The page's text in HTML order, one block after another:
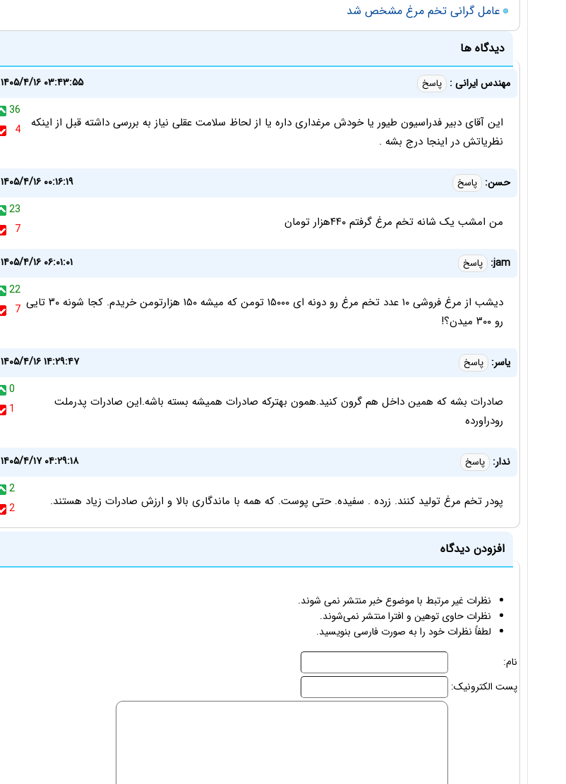
عامل گرانی تخم مرغ مشخص شد
دیدگاه ها
مهندس ایرانی : پاسخ
۱۴۰۵/۴/۱۶ ۰۳:۴۳:۵۵
36
4
این آقای دبیر فدراسیون طیور یا خودش مرغداری داره یا از لحاظ سلامت عقلی نیاز به بررسی داشته قبل از اینکه
نظریاتش در اینجا درج بشه .
حسن: پاسخ
۱۴۰۵/۴/۱۶ ۰۰:۱۶:۱۹
23
7
من امشب یک شانه تخم مرغ گرفتم ۴۴۰هزار تومان
jam: پاسخ
۱۴۰۵/۴/۱۶ ۰۶:۰۱:۰۱
22
7 دیشب از مرغ فروشی ۱۰ عدد تخم مرغ رو دونه ای ۱۵۰۰۰ تومن که میشه ۱۵۰ هزارتومن خریدم. کجا شونه ۳۰ تایی
رو ۳۰۰ میدن؟!
یاسر: پاسخ
۱۴۰۵/۴/۱۶ ۱۴:۲۹:۴۷
0
1
صادرات بشه که همین داخل هم گرون کنید.همون بهترکه صادرات همیشه بسته باشه.این صادرات پدرملت
رودراورده
ندار: پاسخ
۱۴۰۵/۴/۱۷ ۰۴:۲۹:۱۸
2
2
پودر تخم مرغ تولید کنند. زرده . سفیده. حتی پوست. که همه با ماندگاری بالا و ارزش صادرات زیاد هستند.
افزودن دیدگاه
نظرات غیر مرتبط با موضوع خبر منتشر نمی شوند.
نظرات حاوی توهین و افترا منتشر نمی‌شوند.
لطفاً نظرات خود را به صورت فارسی بنویسید.
نام:
پست الکترونیک: